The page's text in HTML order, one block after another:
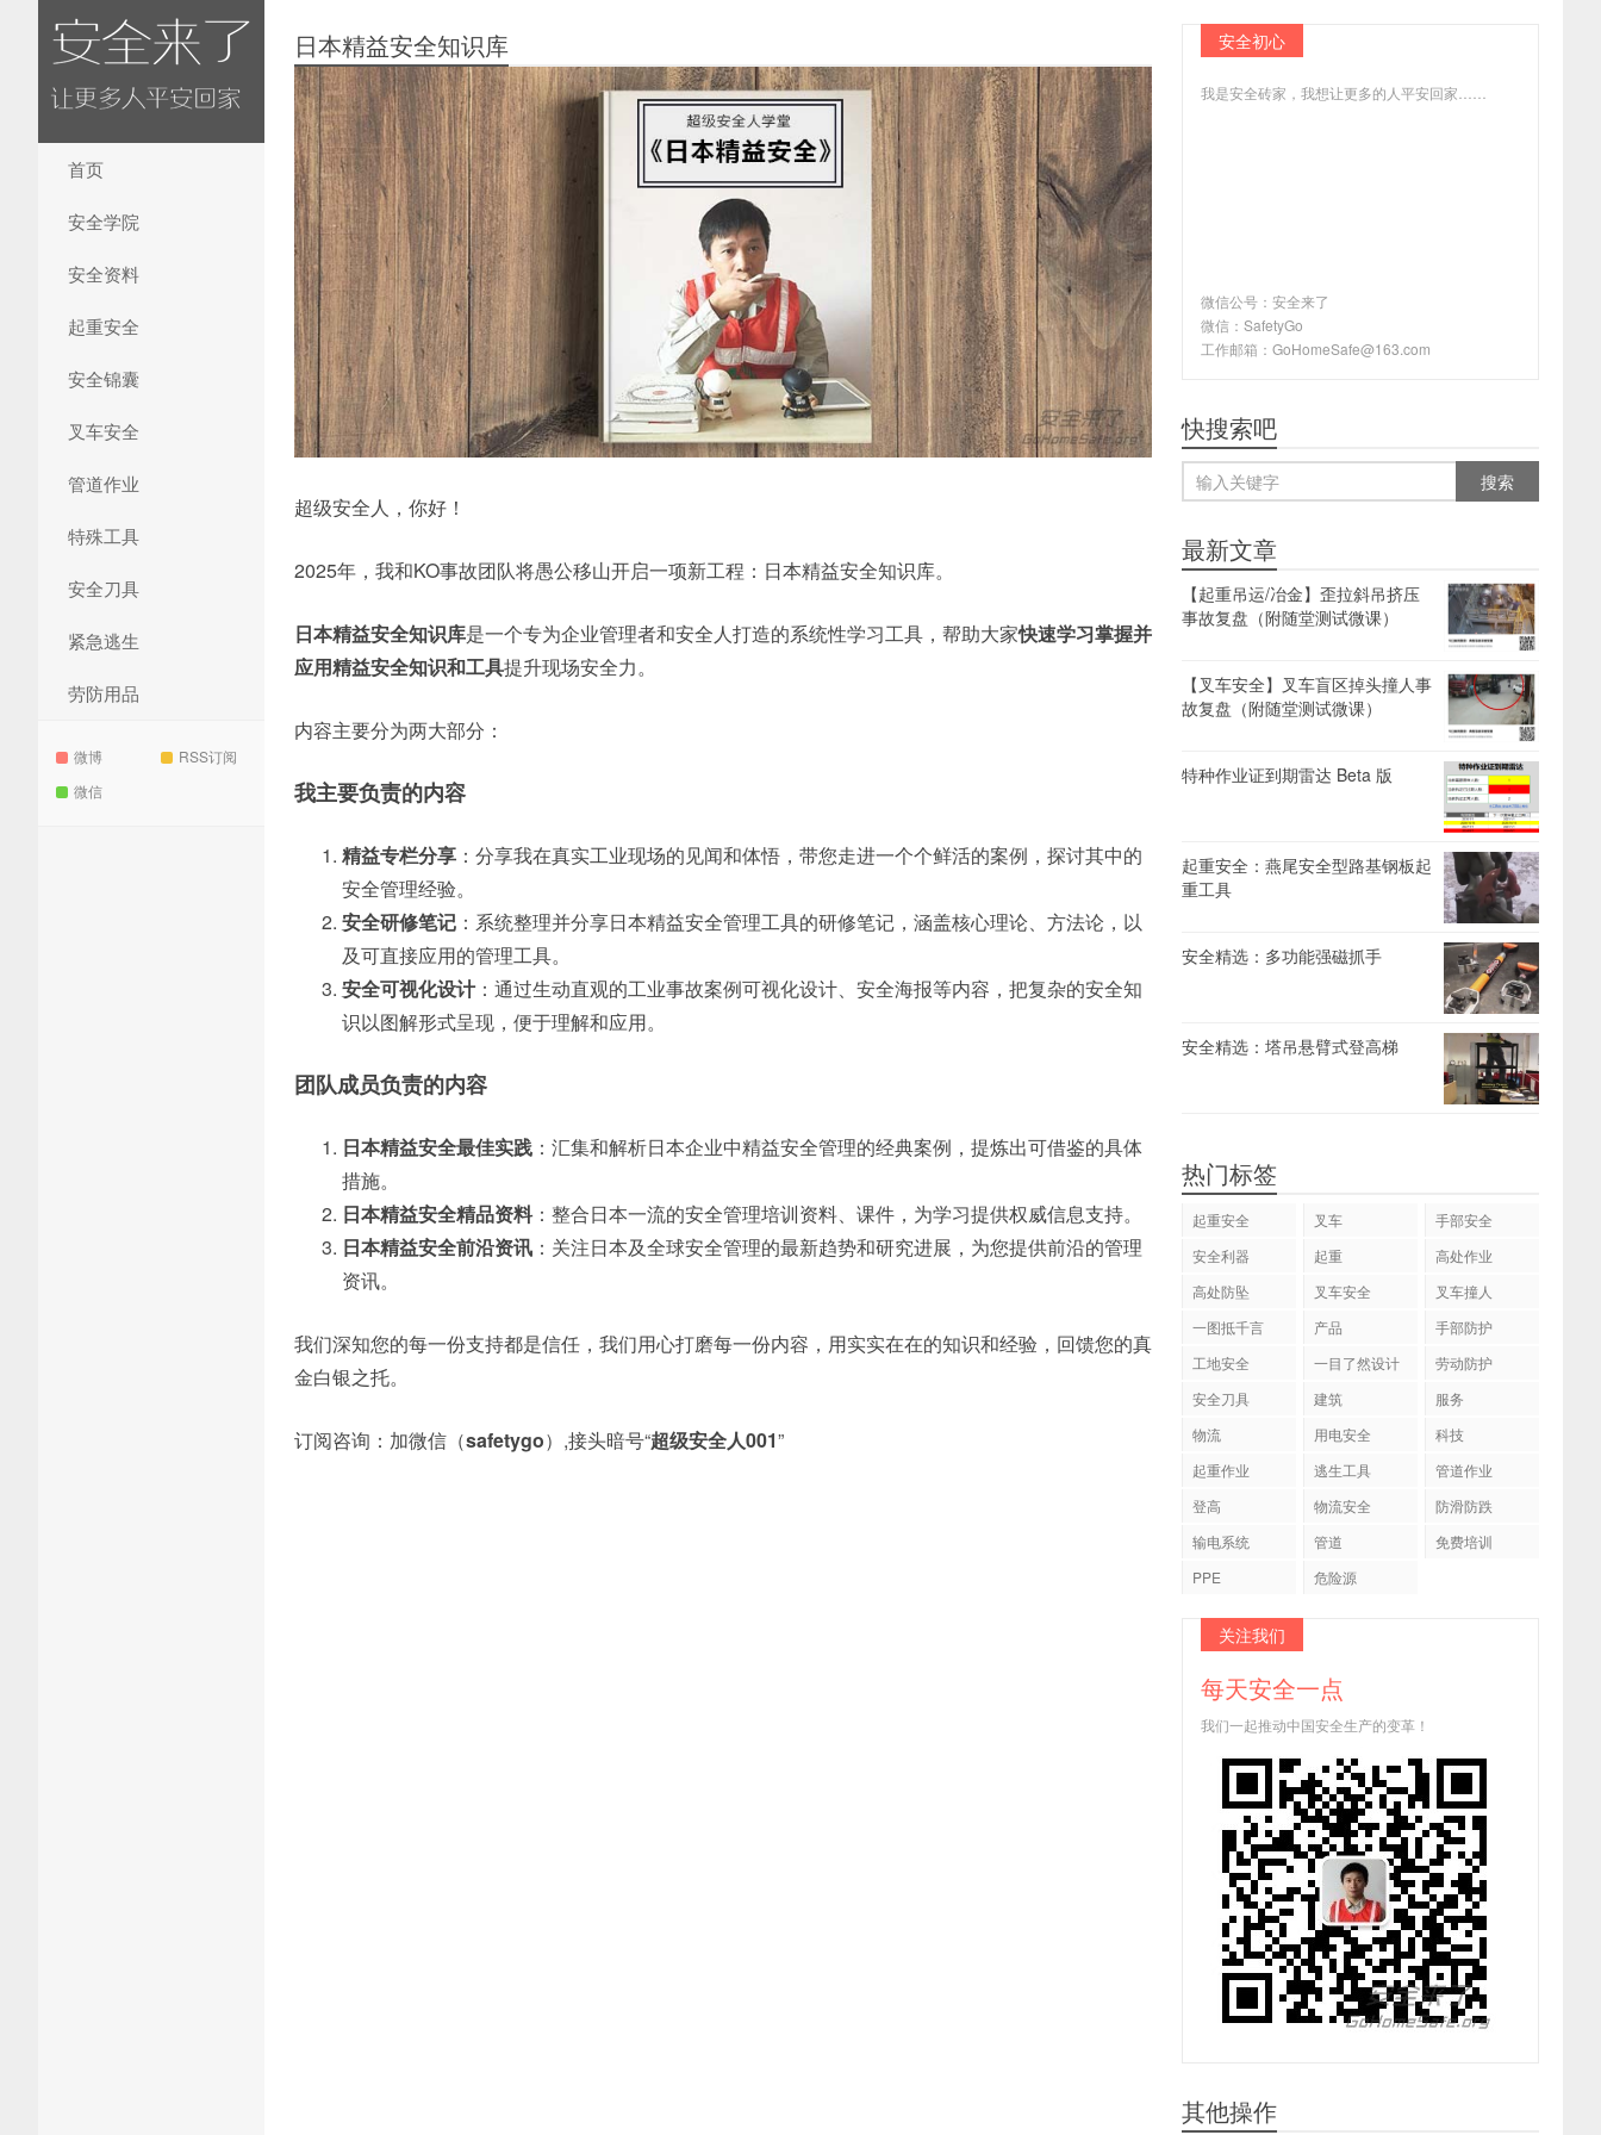
首页
安全学院
安全资料
起重安全
安全锦囊
叉车安全
管道作业
特殊工具
安全刀具
紧急逃生
劳防用品
微博
RSS订阅
微信
日本精益安全知识库
超级安全人，你好！
2025年，我和KO事故团队将愚公移山开启一项新工程：日本精益安全知识库。
日本精益安全知识库是一个专为企业管理者和安全人打造的系统性学习工具，帮助大家快速学习掌握并
应用精益安全知识和工具提升现场安全力。
内容主要分为两大部分：
我主要负责的内容
精益专栏分享 ：分享我在真实工业现场的见闻和体悟，带您走进一个个鲜活的案例，探讨其中的
安全管理经验。
安全研修笔记 ：系统整理并分享日本精益安全管理工具的研修笔记，涵盖核心理论、方法论，以
及可直接应用的管理工具。
安全可视化设计：通过生动直观的工业事故案例可视化设计、安全海报等内容，把复杂的安全知
识以图解形式呈现，便于理解和应用。
团队成员负责的内容
日本精益安全最佳实践 ：汇集和解析日本企业中精益安全管理的经典案例，提炼出可借鉴的具体
措施。
日本精益安全精品资料：整合日本一流的安全管理培训资料、课件，为学习提供权威信息支持。
日本精益安全前沿资讯 ：关注日本及全球安全管理的最新趋势和研究进展，为您提供前沿的管理
资讯。
我们深知您的每一份支持都是信任，我们用心打磨每一份内容，用实实在在的知识和经验，回馈您的真
金白银之托。
订阅咨询：加微信（safetygo）,接头暗号“超级安全人001”
安全初心
我是安全砖家，我想让更多的人平安回家……
微信公号：安全来了
微信：SafetyGo
工作邮箱：GoHomeSafe@163.com
快搜索吧
最新文章
【起重吊运/冶金】歪拉斜吊挤压
事故复盘（附随堂测试微课）
【叉车安全】叉车盲区掉头撞人事
故复盘（附随堂测试微课）
特种作业证到期雷达 Beta 版
起重安全：燕尾安全型路基钢板起
重工具
安全精选：多功能强磁抓手
安全精选：塔吊悬臂式登高梯
热门标签
起重安全 叉车
手部安全
安全利器
起重
高处作业
高处防坠
叉车安全
叉车撞人
一图抵千言
产品
手部防护
工地安全
一目了然设计
劳动防护
安全刀具
建筑
服务
物流
用电安全
科技
起重作业
逃生工具
管道作业
登高
物流安全
防滑防跌
输电系统
管道
免费培训
PPE
危险源
关注我们
每天安全一点
我们一起推动中国安全生产的变革！
其他操作